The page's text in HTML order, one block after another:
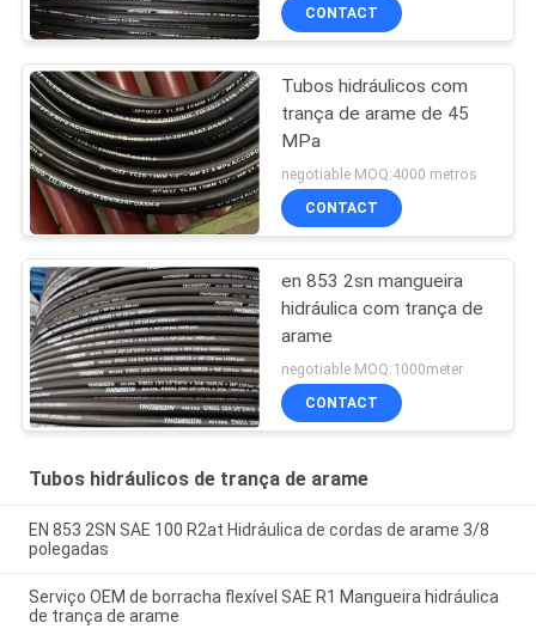
CONTACT
Tubos hidráulicos com
trança de arame de 45
MPa
negotiable MOQ:4000 metros
CONTACT
en 853 2sn mangueira
hidráulica com trança de
arame
negotiable MOQ:1000meter
CONTACT
Tubos hidráulicos de trança de arame
EN 853 2SN SAE 100 R2at Hidráulica de cordas de arame 3/8
polegadas
Serviço OEM de borracha flexível SAE R1 Mangueira hidráulica
de trança de arame